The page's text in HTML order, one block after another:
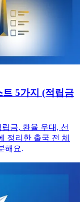
5가지 (적립금
금, 환율 우대, 선
정리한 출국 전 체
해요.